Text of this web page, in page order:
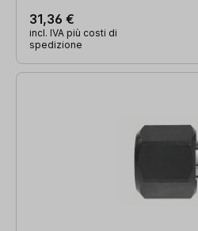
31,36 €
incl. IVA più costi di
spedizione